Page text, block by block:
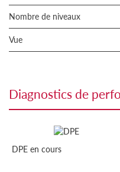
Nombre de niveaux
Vue
diagnostics de
DPE en cours